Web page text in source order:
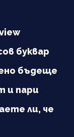
буквар
бъдеще
и пари
ли, че